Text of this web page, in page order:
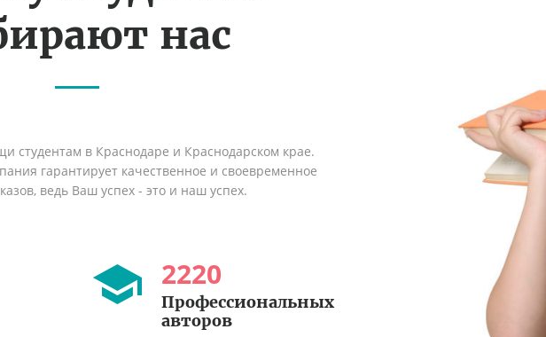
нас
в Краснодаре и Краснодарском крае.
гарантирует качественное и своевременное
ведь Ваш успех - это и наш успех.
2220
Профессиональных
авторов